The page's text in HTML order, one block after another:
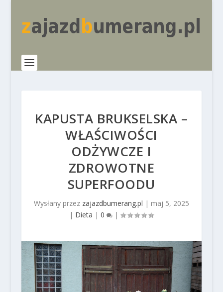
KAPUSTA BRUKSELSKA –
WŁAŚCIWOŚCI
ODŻYWCZE I
ZDROWOTNE
SUPERFOODU
Wysłany przez zajazdbumerang.pl | maj 5, 2025
| Dieta |0 |